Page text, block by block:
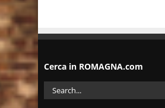
Cerca in ROMAGNA.com